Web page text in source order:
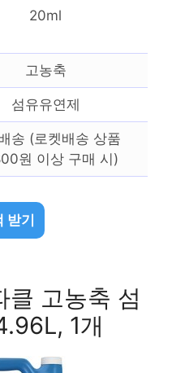
20ml
고농축
섬유유연제
송 (로켓배송 상품
원 이상 구매 시)
받기
클 고농축 섬
1개